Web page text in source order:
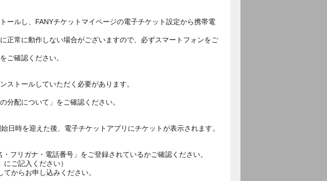
ールし、FANYチケットマイページの電子チケット設定から携帯電
正常に動作しない場合がございますので、必ずスマートフォンをご
ご確認ください。
ストールしていただく必要があります。
配について」をご確認ください。
時を迎えた後、電子チケットアプリにチケットが表示されます。
フリガナ・電話番号」をご登録されているかご確認ください。
ご記入ください）
てからお申し込みください。